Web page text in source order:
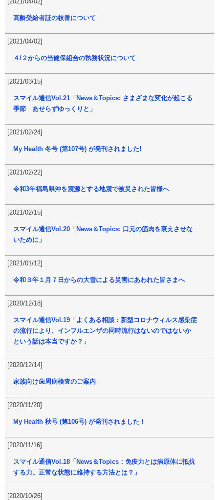
高齢受給者証の枝番について
[2021/04/02]
４/２からの当健保組合の執務状況について
[2021/03/15]
スマイル通信Vol.21「News＆Topics: さまざまな変化が起こる
季節 あせらずゆっくりと」
[2021/02/24]
My Health 冬号 (第107号) が発刊されました!
[2021/02/22]
令和3年福島県沖を震源とする地震で被災された皆様へ
[2021/02/15]
スマイル通信Vol.20「News＆Topics: 口元の筋肉を衰えさせな
いために」
[2021/01/12]
令和３年１月７日からの大雪による災害にあわれた皆さまへ
[2020/12/18]
スマイル通信Vol.19「よくある相談：新型コロナウィルス感染症
の流行により、インフルエンザの同時流行はないのではないか
という話は本当ですか？」
[2020/12/14]
家族向け歯周病検査のご案内
[2020/11/20]
My Health 秋号 (第106号) が発刊されました！
[2020/11/16]
スマイル通信Vol.18「News＆Topics：免疫力とは病原体に抵抗
する力。正常な状態に維持する方法とは？」
[2020/10/26]